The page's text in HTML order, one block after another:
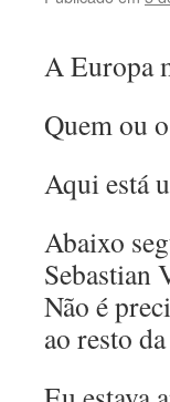
A Europa
Quem ou
Aqui está
Abaixo
Sebastian
Não é
ao resto